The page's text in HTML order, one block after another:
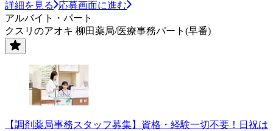
詳細を見る
応募画面に進む
アルバイト・パート
クスリのアオキ 柳田薬局/医療事務パート(早番)
【調剤薬局事務スタッフ募集】資格・経験一切不要！日祝は